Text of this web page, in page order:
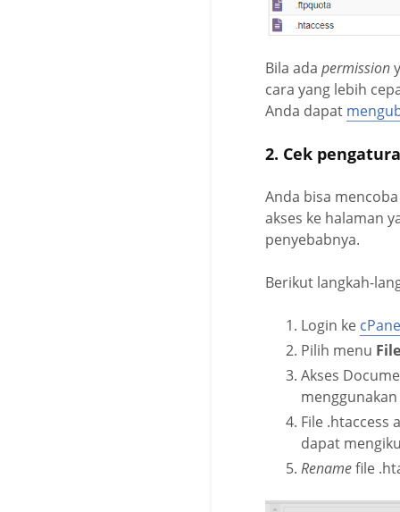
Bila ada permission
cara yang lebih
Anda dapat
2. Cek
Anda bisa
akses ke halaman
penyebabnya.
Berikut langkah-
Login ke
Pilih menu
Akses
File .htaccess
dapat
Renamefile